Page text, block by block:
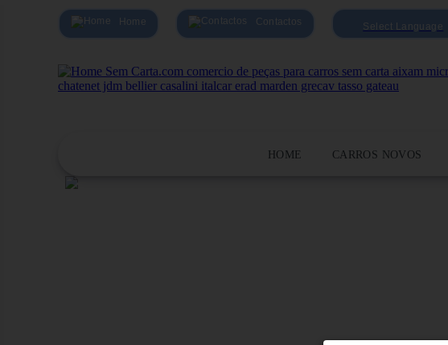
Home Contactos Select Language
HOME CARROS NOVOS